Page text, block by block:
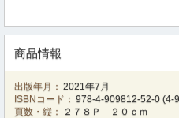
商品情報
出版年月： 2021年7月
ISBNコード： 978-4-909812-52-0 (4-
頁数・縦：
２７８Ｐ ２０ｃｍ